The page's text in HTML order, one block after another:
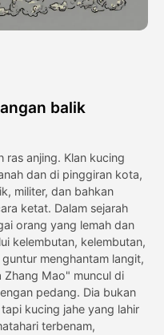
balik
ras anjing. Klan kucing
dan di pinggiran kota,
militer, dan bahkan
ketat. Dalam sejarah
orang yang lemah dan
kelembutan, kelembutan,
menghantam langit,
Mao" muncul di
pedang. Dia bukan
kucing jahe yang lahir
terbenam,